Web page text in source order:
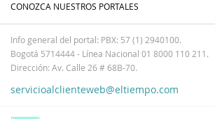
CONOZCA NUESTROS PORTALES
Info general del portal: PBX: 57 (1) 2940100.
Bogotá 5714444 - Línea Nacional 01 8000 110 211.
Dirección: Av. Calle 26 # 68B-70.
servicioalclienteweb@eltiempo.com